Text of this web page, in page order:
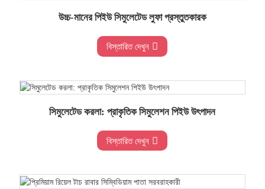
উচ্চ-মানের পিইউ সিমুলেটেড লুফা প্রস্তুতকারক
বিস্তারিত দেখুন
সিমুলেটেড করলা: প্রাকৃতিক সিমুলেশন পিইউ উৎপাদন
বিস্তারিত দেখুন